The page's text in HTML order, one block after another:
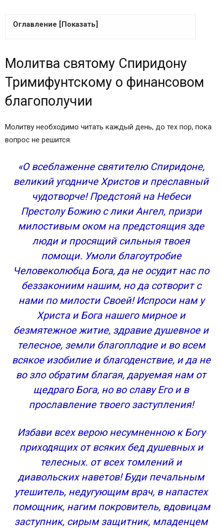
Оглавление [Показать]
финансовом благополучии
Молитва Спиридону Тримифунтскому о работе
Молитва Спиридону Тримифунтскому о жилье
Сохранить молитвы в социальных сетях:
святителю Спиридону Тримифунтскому
Как молиться Спиридону Тримифунтскому?
первая
Молитва святителю Спиридону Тримифунтскому
Молитва святителю Спиридону Тримифунтскому
третья
Чудеса по молитвам святителю Спиридону
Современные чудеса
Тропарь святителю Спиридону, еп.
Тримифунтскому
Молитва Чудотворцу Спиридону
Житие христианского святителя
Молебен Святителю
Святитель Спиридон Тримифунтский
Молитвы на исполнение желаний
Молитва Николаю Чудотворцу, исполняющая
желания
Молитвы Ангелу-хранителю для успеха и
процветания в делах
Молитва святому Спиридону
Тримифунтскому о финансовом
благополучии
Молитву необходимо читать каждый день, до тех пор, пока
вопрос не решится.
«О всеблаженне святителю Спиридоне,
великий угодниче Христов и преславный
чудотворче! Предстояй на Небеси
Престолу Божию с лики Ангел, призри
милостивым оком на предстоящия зде
люди и просящий сильныя твоея
помощи. Умоли благоутробие
Человеколюбца Бога, да не осудит нас по
беззакониим нашим, но да сотворит с
нами по милости Своей! Испроси нам у
Христа и Бога нашего мирное и
безмятежное житие, здравие душевное и
телесное, земли благоплодие и во всем
всякое изобилие и благоденствие, и да не
во зло обратим благая, даруемая нам от
щедраго Бога, но во славу Его и в
прославление твоего заступления!
Избави всех верою несумненною к Богу
приходящих от всяких бед душевных и
телесных. от всех томлений и
диавольских наветов! Буди печальным
утешитель, недугующим врач, в напастех
помощник, нагим покровитель, вдовицам
заступник, сирым защитник, младенцем